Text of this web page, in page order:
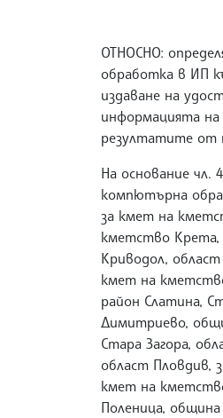
ОТНОСНО:
обработка в ИП
издаване на
информацията
резултатите от
На основание чл.
компютърна
за кмет на
кметство Крета,
Криводол,
кмет на
район Слатина,
Димитриево,
Стара Загора,
област Пловдив,
кмет на
Поленица,